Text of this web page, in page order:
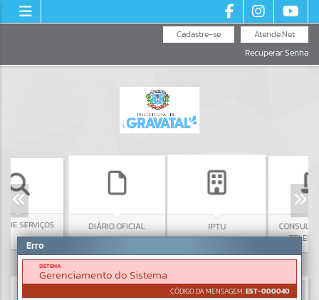
Atende.Net
Cadastre-se
Recuperar Senha
DIÁRIO OFICIAL
CONSULTA
Erro
SISTEMA
Gerenciamento do Sistema
CÓDIGO DA MENSAGEM:EST-000040